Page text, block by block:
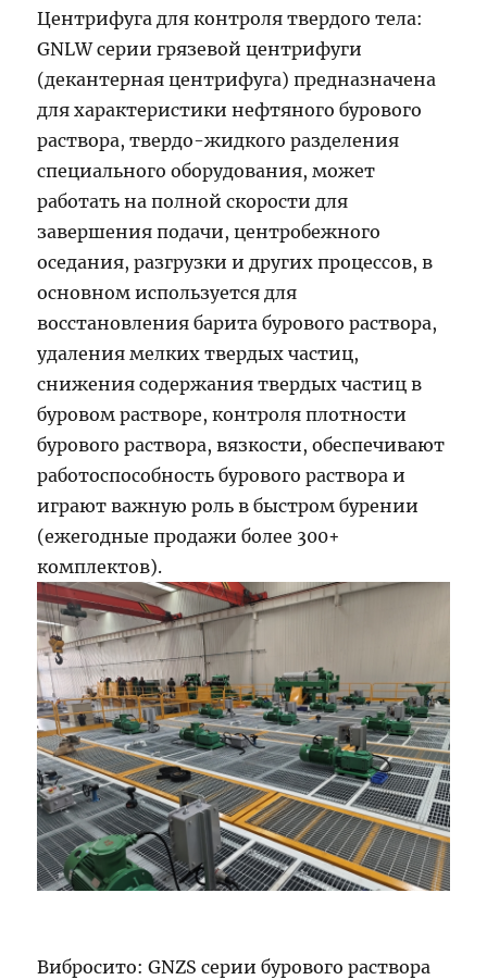
Центрифуга для контроля твердого тела:
GNLW серии грязевой центрифуги
(декантерная центрифуга) предназначена
для характеристики нефтяного бурового
раствора, твердо-жидкого разделения
специального оборудования, может
работать на полной скорости для
завершения подачи, центробежного
оседания, разгрузки и других процессов, в
основном используется для
восстановления барита бурового раствора,
удаления мелких твердых частиц,
снижения содержания твердых частиц в
буровом растворе, контроля плотности
бурового раствора, вязкости, обеспечивают
работоспособность бурового раствора и
играют важную роль в быстром бурении
(ежегодные продажи более 300+
комплектов).
Вибросито: GNZS серии бурового раствора